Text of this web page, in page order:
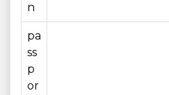
n
pa
ss
p
or